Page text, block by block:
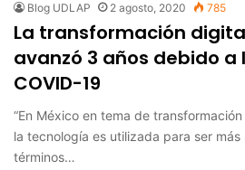
Blog UDLAP 2 agosto, 2020 785
La transformación
avanzó 3 años debido
COVID-19
“En México en tema de
la tecnología es utilizada para ser
términos…